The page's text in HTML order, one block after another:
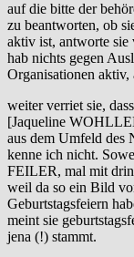
auf die bitte der
zu beantworten, ob
aktiv ist, antworte
hab nichts gegen
Organisationen
weiter verriet sie,
[Jaqueline
aus dem Umfeld des
kenne ich nicht.
FEILER, mal mit
weil da so ein Bild
Geburtstagsfeiern
meint sie
jena (!) stammt.